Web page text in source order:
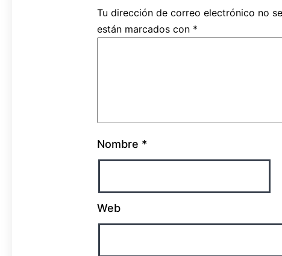
Tu dirección de correo electrónico no
están marcados con *
Nombre *
Web